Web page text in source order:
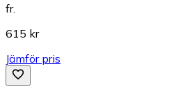
fr.
615 kr
Jämför pris